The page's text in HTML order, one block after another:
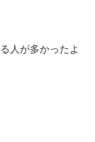
人が多かったよ